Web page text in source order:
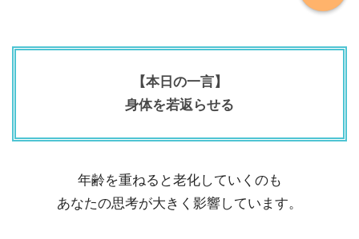
【本日の一言】
身体を若返らせる
年齢を重ねると老化していくのも
あなたの思考が大きく影響しています。